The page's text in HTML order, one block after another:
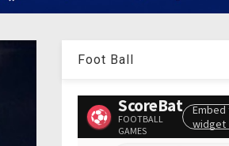
Foot Ball